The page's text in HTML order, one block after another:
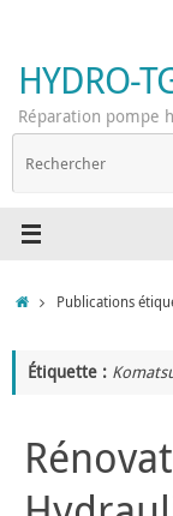
contenu
HYDRO-
Réparation pompe
AccueilPublications
Étiquette :